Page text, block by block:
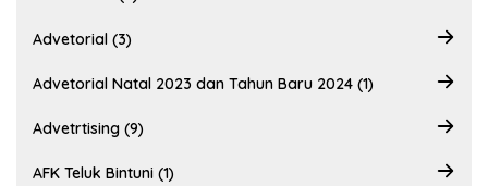
Advetorial (3)
Advetorial Natal 2023 dan Tahun Baru 2024 (1)
Advetrtising (9)
AFK Teluk Bintuni (1)